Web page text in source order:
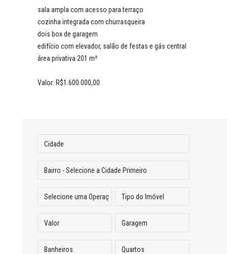
sala ampla com acesso para terraço
cozinha integrada com churrasqueira
dois box de garagem
edifício com elevador, salão de festas e gás central
área privativa 201 m²
Valor: R$1.600.000,00